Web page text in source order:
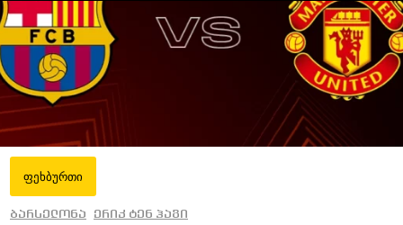
ფეხბურთი
ბარსელონა ერიკ ტენ ჰაგი